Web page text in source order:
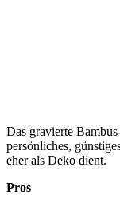
Das gravierte
persönliches,
eher als Deko dient.
Pros